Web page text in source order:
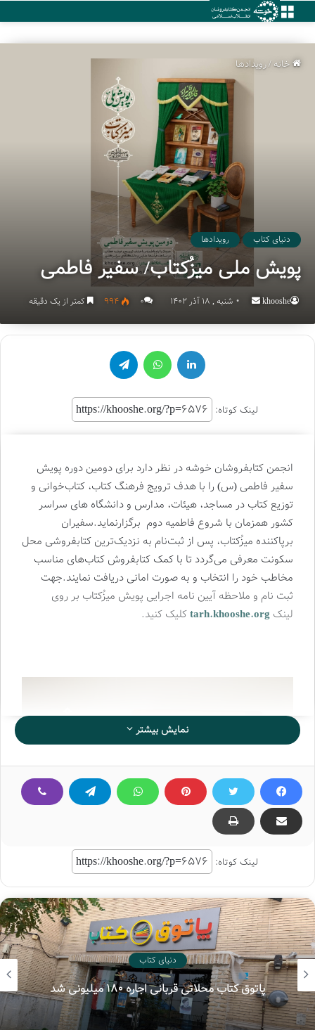
منو
خانه/رویدادها
دنیای کتاب رویدادها
پویش ملی میزُکتاب/ سفیر فاطمی
khooshe
Send
email
شنبه , 18 آذر 1402 ۰ 994 کمتر از یک دقیقه
لینکدین واتس آپ تلگرام
لینک کوتاه:
انجمن کتابفروشان ‌خوشه در نظر دارد برای دومین دوره پویش
سفیر فاطمی (س) را با هدف ترویج فرهنگ کتاب، کتاب‌خوانی و
توزیع کتاب در مساجد، هیئات، مدارس و دانشگاه های سراسر
کشور همزمان با شروع فاطمیه دوم برگزارنماید.سفیران
برپاکننده میزُکتاب، پس از ثبت‌نام به نزدیک‌ترین کتابفروشی محل
سکونت معرفی می‌گردد تا با کمک کتابفروش کتاب‌های مناسب
مخاطب خود را انتخاب و به صورت امانی دریافت نمایند.جهت
ثبت نام و ملاحظه آیین نامه اجرایی پویش میزُکتاب بر روی
لینک tarh.khooshe.orgکلیک کنید.
نمایش بیشتر
لینک کوتاه:
دنیای کتاب
پاتوق کتاب محلاتی قربانی اجاره ۱۸۰ میلیونی شد